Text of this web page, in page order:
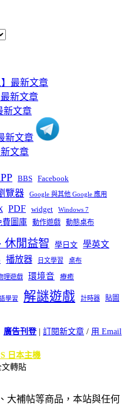
BBS Facebook
覽器 Google 與其他 Google 應用
PDF widget Windows 7
費圖庫 動作遊戲 動態桌布
休閒益智 學日文 學英文
播放器 日文學習 桌布
理遊戲 環境音 療癒
學習 解謎遊戲 計時器
貼圖
廣告刊登| 訂閱新文章 / 用 Email
日本主機
轉貼
大補帖等商品，本站與任何